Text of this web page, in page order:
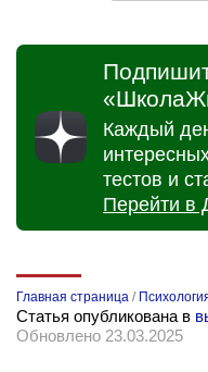
Каждый
тестов и
Перейти в
Главная страница /
Статья опубликована в
Обновлено 23.03.2025